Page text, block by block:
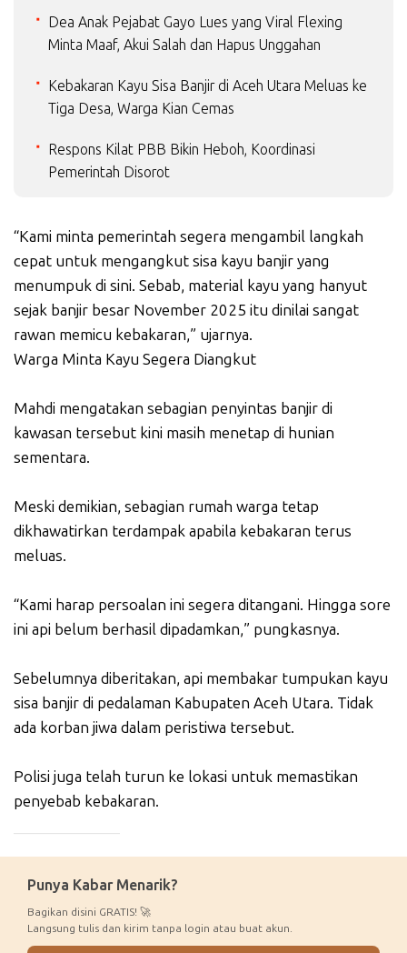
Dea Anak Pejabat Gayo Lues yang Viral Flexing
Minta Maaf, Akui Salah dan Hapus Unggahan
Kebakaran Kayu Sisa Banjir di Aceh Utara Meluas ke
Tiga Desa, Warga Kian Cemas
Respons Kilat PBB Bikin Heboh, Koordinasi
Pemerintah Disorot
“Kami minta pemerintah segera mengambil langkah
cepat untuk mengangkut sisa kayu banjir yang
menumpuk di sini. Sebab, material kayu yang hanyut
sejak banjir besar November 2025 itu dinilai sangat
rawan memicu kebakaran,” ujarnya.
Warga Minta Kayu Segera Diangkut
Mahdi mengatakan sebagian penyintas banjir di
kawasan tersebut kini masih menetap di hunian
sementara.
Meski demikian, sebagian rumah warga tetap
dikhawatirkan terdampak apabila kebakaran terus
meluas.
“Kami harap persoalan ini segera ditangani. Hingga sore
ini api belum berhasil dipadamkan,” pungkasnya.
Sebelumnya diberitakan, api membakar tumpukan kayu
sisa banjir di pedalaman Kabupaten Aceh Utara. Tidak
ada korban jiwa dalam peristiwa tersebut.
Polisi juga telah turun ke lokasi untuk memastikan
penyebab kebakaran.
Punya Kabar Menarik?
Bagikan disini GRATIS! 🚀
Langsung tulis dan kirim tanpa login atau buat akun.